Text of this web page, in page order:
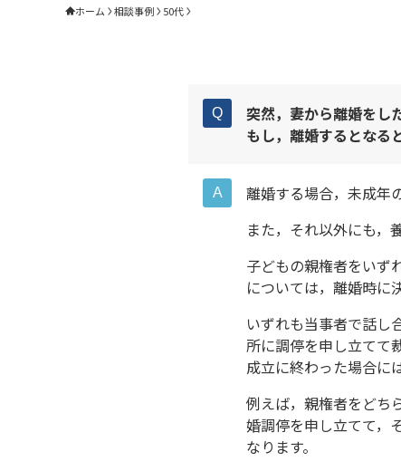
ホーム 相談事例 50代
突然，妻から離婚をし
もし，離婚するとなる
離婚する場合，未成年
また，それ以外にも，
子どもの親権者をいず
については，離婚時に
いずれも当事者で話し
所に調停を申し立てて
成立に終わった場合に
例えば，親権者をどち
婚調停を申し立てて，
なります。